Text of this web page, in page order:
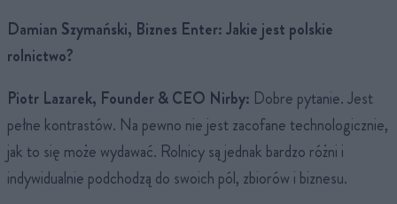
Damian Szymański, Biznes Enter: Jakie jest polskie
rolnictwo?
Piotr Lazarek, Founder & CEO Nirby: Dobre pytanie. Jest
pełne kontrastów. Na pewno nie jest zacofane technologicznie,
jak to się może wydawać. Rolnicy są jednak bardzo różni i
indywidualnie podchodzą do swoich pól, zbiorów i biznesu.